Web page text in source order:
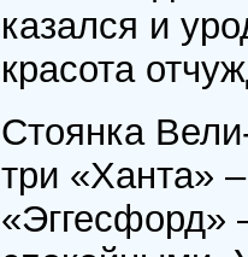
казался и
красота
Стоянка
три «Ханта»
«Эггесфорд»